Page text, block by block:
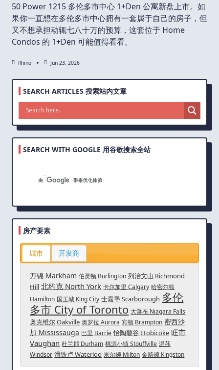
50 Power 1215 多伦多市中心 1+Den 公寓新盘上市。如
果你一直想在多伦多市中心拥有一套属于自己的房子，但
又不想承担动辄七八十万的预算，这套位于 Home
Condos 的 1+Den 可能值得看看。
Rhino Jun 23, 2026
SEARCH ARTICLES 搜索站内文章
SEARCH WITH GOOGLE 用谷歌搜索全站
房产要素
城市 开发商
万锦 Markham 伯灵顿 Burlington 列治文山 Richmond
Hill 北约克 North York 卡尔加里 Calgary 哈密尔顿
Hamilton 国王城 King City 士嘉堡 Scarborough 多伦
多市 City of Toronto 大瀑布 Niagara Falls
奥克维尔 Oakville 奥罗拉 Aurora 宾顿 Brampton 密西沙
加 Mississauga 巴里 Barrie 怡陶碧谷 Etobicoke 旺市
Vaughan 杜兰郡 Durham 桃源小镇 Stouffville 温莎
Windsor 滑铁卢 Waterloo 米尔顿 Milton 金斯顿 Kingston